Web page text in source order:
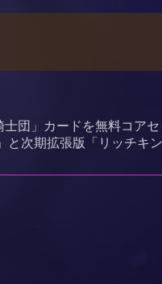
団」カードを無料コア
と次期拡張版「リッチキ